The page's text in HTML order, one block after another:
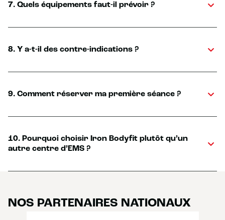
7. Quels équipements faut-il prévoir ?
8. Y a-t-il des contre-indications ?
9. Comment réserver ma première séance ?
10. Pourquoi choisir Iron Bodyfit plutôt qu’un
autre centre d’EMS ?
NOS PARTENAIRES NATIONAUX